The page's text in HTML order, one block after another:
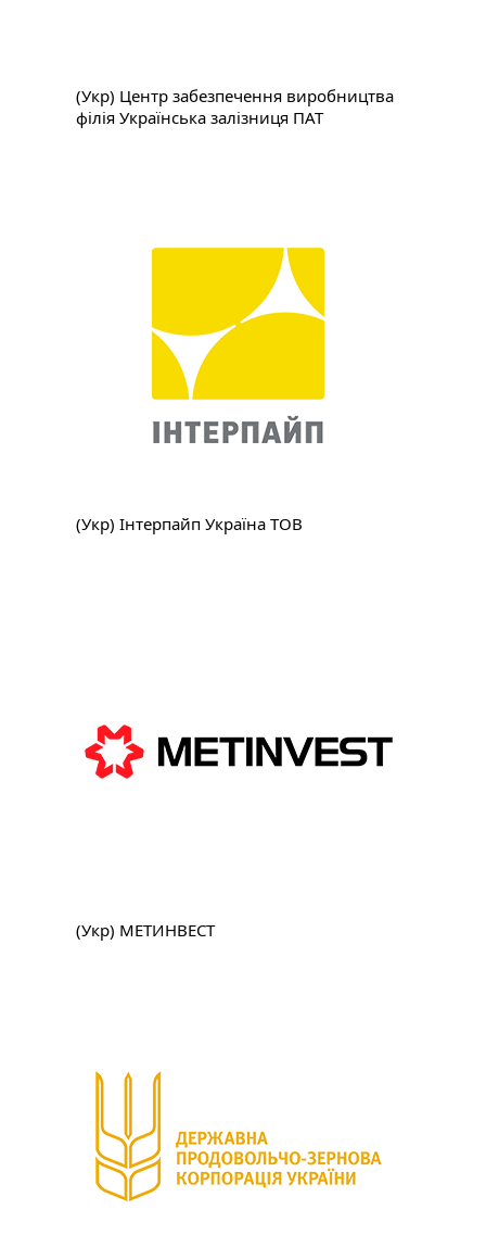
(Укр) Центр забезпечення виробництва
філія Українська залізниця ПАТ
(Укр) Інтерпайп Україна ТОВ
(Укр) МЕТИНВЕСТ